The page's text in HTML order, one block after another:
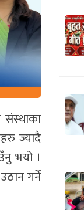
संस्थाका
ज्यादै
भयो ।
गर्ने